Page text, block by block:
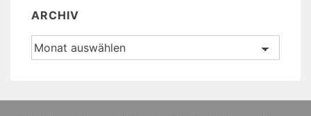
ARCHIV
Archiv